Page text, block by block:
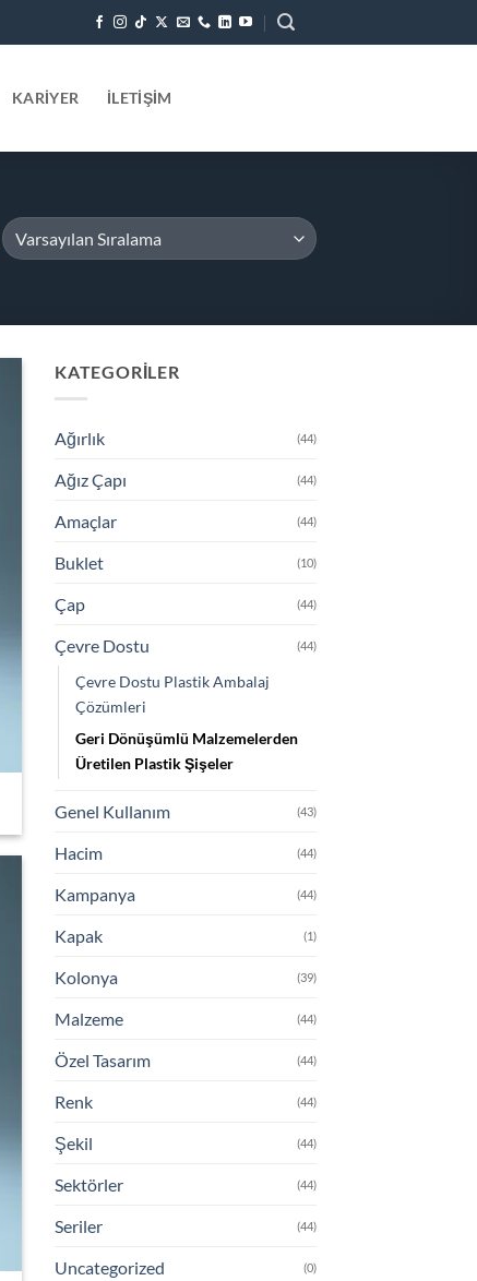
KARIYER İLETIŞIM
KATEGORILER
Ağırlık (44)
Ağız Çapı (44)
Amaçlar (44)
Buklet (10)
Çap (44)
Çevre Dostu (44)
Çevre Dostu Plastik Ambalaj
Çözümleri
Geri Dönüşümlü Malzemelerden
Üretilen Plastik Şişeler
Genel Kullanım (43)
Hacim (44)
Kampanya (44)
Kapak (1)
Kolonya (39)
Malzeme (44)
Özel Tasarım (44)
Renk (44)
Şekil (44)
Sektörler (44)
Seriler (44)
Uncategorized (0)